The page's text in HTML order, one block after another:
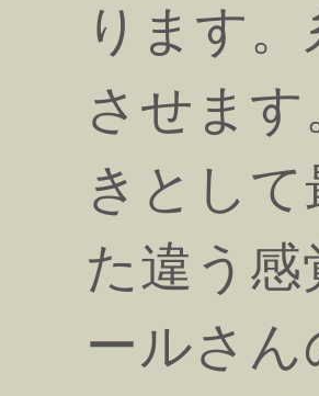
ります
させま
きとし
た違う
ールさ